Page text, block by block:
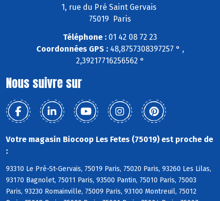
1, rue du Pré Saint Gervais
75019 Paris
Téléphone : 01 42 08 72 23
Coordonnées GPS :48,8757308397257 ° ,
2,39217716256562 °
Nous suivre sur
Votre magasin Biocoop Les Fetes (75019) est proche de
:
93310 Le Pré-St-Gervais, 75019 Paris, 75020 Paris, 93260 Les Lilas,
93170 Bagnolet, 75011 Paris, 93500 Pantin, 75010 Paris, 75003
Paris, 93230 Romainville, 75009 Paris, 93100 Montreuil, 75012